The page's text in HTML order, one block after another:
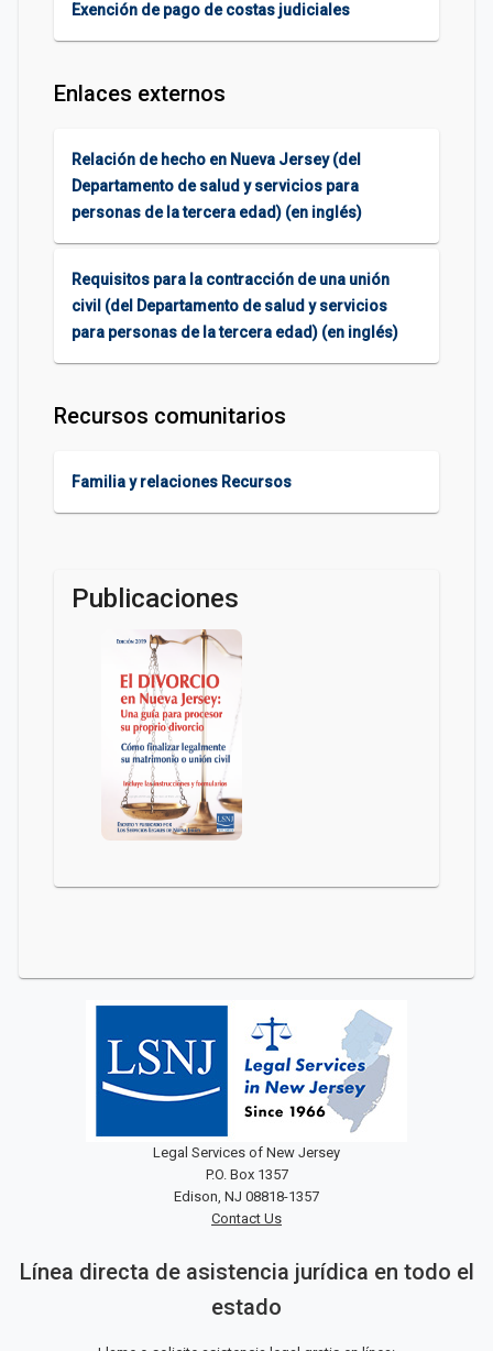
Exención de pago de costas judiciales
Enlaces externos
Relación de hecho en Nueva Jersey (del
Departamento de salud y servicios para
personas de la tercera edad) (en inglés)
Requisitos para la contracción de una unión
civil (del Departamento de salud y servicios
para personas de la tercera edad) (en inglés)
Recursos comunitarios
Familia y relaciones Recursos
Publicaciones
Legal Services of New Jersey
P.O. Box 1357
Edison, NJ 08818-1357
Contact Us
Línea directa de asistencia jurídica en todo el
estado